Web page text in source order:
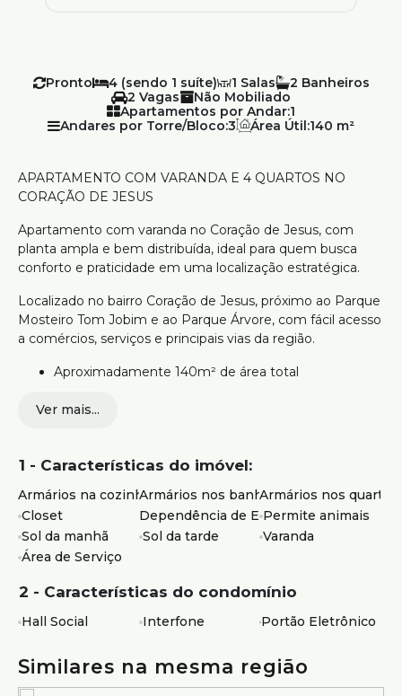
Pronto 4 (sendo 1 suíte) 1
2
2
Não Mobiliado
Apartamentos por Andar:1
Andares por Torre/Bloco:3 Área Útil:140 m²
APARTAMENTO COM VARANDA E 4 QUARTOS NO
CORAÇÃO DE JESUS
Apartamento com varanda no Coração de Jesus, com
planta ampla e bem distribuída, ideal para quem busca
conforto e praticidade em uma localização estratégica.
Localizado no bairro Coração de Jesus, próximo ao Parque
Mosteiro Tom Jobim e ao Parque Árvore, com fácil acesso
a comércios, serviços e principais vias da região.
Aproximadamente 140m² de área total
Sala ampla para convivência
Área de serviço independente
Ideal para quem busca um apartamento espaçoso, com
elevador e boa localização, próximo a áreas verdes e
infraestrutura completa.
Agende sua visita e venha conhecer este imóvel.
Atendimento com segurança e credibilidade pela Silvio
mais de 75 anos de tradição no mercado.
Ver mais...
1 - Características do imóvel:
Armários na cozinhaArmários nos banheirosArmários nos quartos
Closet
Dependência de Empregados
Permite animais
Sol da manhã
Sol da tarde
Varanda
Área de Serviço
2 - Características do condomínio
Hall Social Interfone Portão Eletrônico
Similares na mesma região